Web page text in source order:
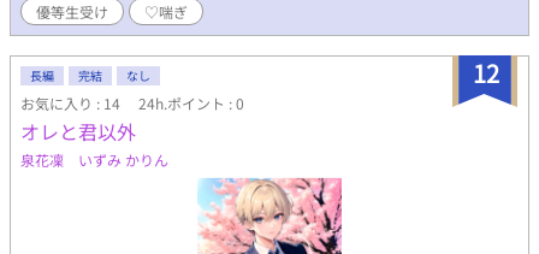
優等生受け
♡喘ぎ
12
長編 完結 なし
お気に入り : 14 24h.ポイント : 0
オレと君以外
泉花凜 いずみ かりん